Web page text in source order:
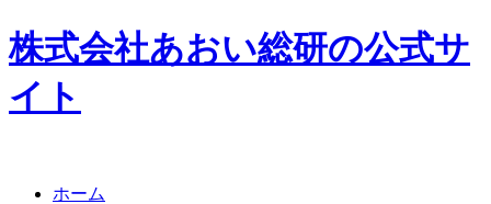
株式会社あおい総研の公式サ
イト
ホーム